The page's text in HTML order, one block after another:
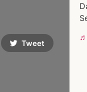
Tweet
♬